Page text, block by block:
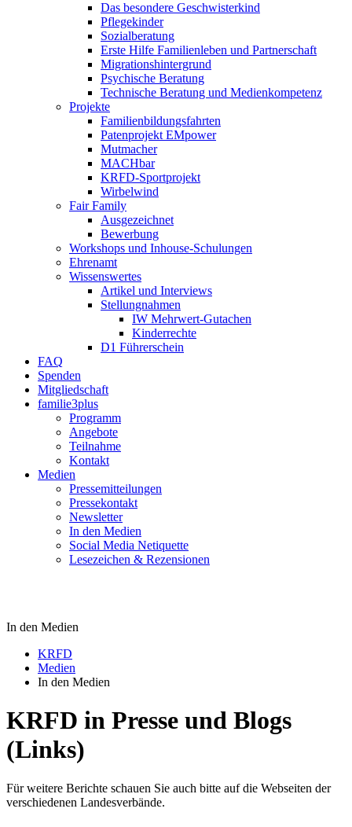
Das besondere Geschwisterkind
Pflegekinder
Sozialberatung
Erste Hilfe Familienleben und Partnerschaft
Migrationshintergrund
Psychische Beratung
Technische Beratung und Medienkompetenz
Projekte
Familienbildungsfahrten
Patenprojekt EMpower
Mutmacher
MACHbar
KRFD-Sportprojekt
Wirbelwind
Fair Family
Ausgezeichnet
Bewerbung
Workshops und Inhouse-Schulungen
Ehrenamt
Wissenswertes
Artikel und Interviews
Stellungnahmen
IW Mehrwert-Gutachen
Kinderrechte
D1 Führerschein
FAQ
Spenden
Mitgliedschaft
familie3plus
Programm
Angebote
Teilnahme
Kontakt
Medien
Pressemitteilungen
Pressekontakt
Newsletter
In den Medien
Social Media Netiquette
Lesezeichen & Rezensionen
In den Medien
KRFD
Medien
In den Medien
KRFD in Presse und Blogs
(Links)
Für weitere Berichte schauen Sie auch bitte auf die Webseiten der
verschiedenen Landesverbände.